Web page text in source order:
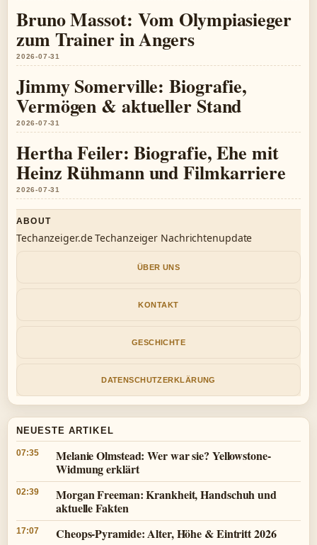
Bruno Massot: Vom Olympiasieger
zum Trainer in Angers
2026-07-31
Jimmy Somerville: Biografie,
Vermögen & aktueller Stand
2026-07-31
Hertha Feiler: Biografie, Ehe mit
Heinz Rühmann und Filmkarriere
2026-07-31
ABOUT
Techanzeiger.de Techanzeiger Nachrichtenupdate
ÜBER UNS
KONTAKT
GESCHICHTE
DATENSCHUTZERKLÄRUNG
NEUESTE ARTIKEL
07:35
Melanie Olmstead: Wer war sie? Yellowstone-
Widmung erklärt
02:39
Morgan Freeman: Krankheit, Handschuh und
aktuelle Fakten
17:07 Cheops-Pyramide: Alter, Höhe & Eintritt 2026